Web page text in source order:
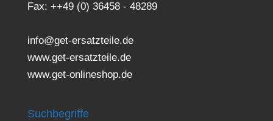
Fax: ++49 (0) 36458 - 48289
info@get-ersatzteile.de
www.get-ersatzteile.de
www.get-onlineshop.de
Suchbegriffe